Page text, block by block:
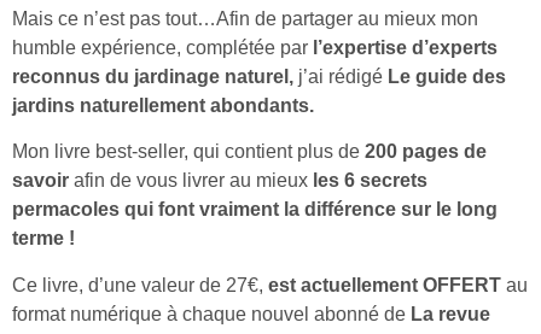
Mais ce n’est pas tout…Afin de partager au mieux mon
humble expérience, complétée par l’expertise d’experts
reconnus du jardinage naturel, j’ai rédigé Le guide des
jardins naturellement abondants.
Mon livre best-seller, qui contient plus de 200 pages de
savoir afin de vous livrer au mieux les 6 secrets
permacoles qui font vraiment la différence sur le long
terme !
Ce livre, d’une valeur de 27€, est actuellement OFFERT au
format numérique à chaque nouvel abonné de La revue